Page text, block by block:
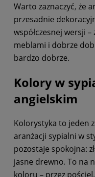
Warto zaznaczyć, że
przesadnie
współczesnej wersji
meblami i dobrze
bardzo dobrze.
Kolory w
angielskim
Kolorystyka to jeden
aranżacji sypialni w
pozostaje spokojna:
jasne drewno. To na
koloru – przez